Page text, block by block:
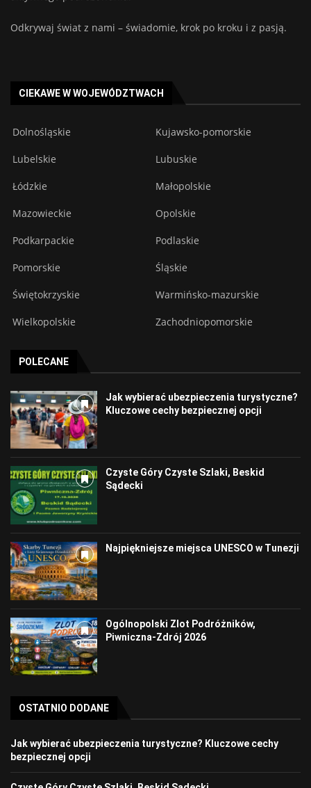
Odkrywaj świat z nami – świadomie, krok po kroku i z pasją.
CIEKAWE W WOJEWÓDZTWACH
Dolnośląskie Kujawsko-pomorskie
Lubelskie Lubuskie
Łódzkie Małopolskie
Mazowieckie Opolskie
Podkarpackie Podlaskie
Pomorskie Śląskie
Świętokrzyskie Warmińsko-mazurskie
Wielkopolskie Zachodniopomorskie
POLECANE
Jak wybierać ubezpieczenia turystyczne?
Kluczowe cechy bezpiecznej opcji
Czyste Góry Czyste Szlaki, Beskid
Sądecki
Najpiękniejsze miejsca UNESCO w Tunezji
Ogólnopolski Zlot Podróżników,
Piwniczna-Zdrój 2026
OSTATNIO DODANE
Jak wybierać ubezpieczenia turystyczne? Kluczowe cechy
bezpiecznej opcji